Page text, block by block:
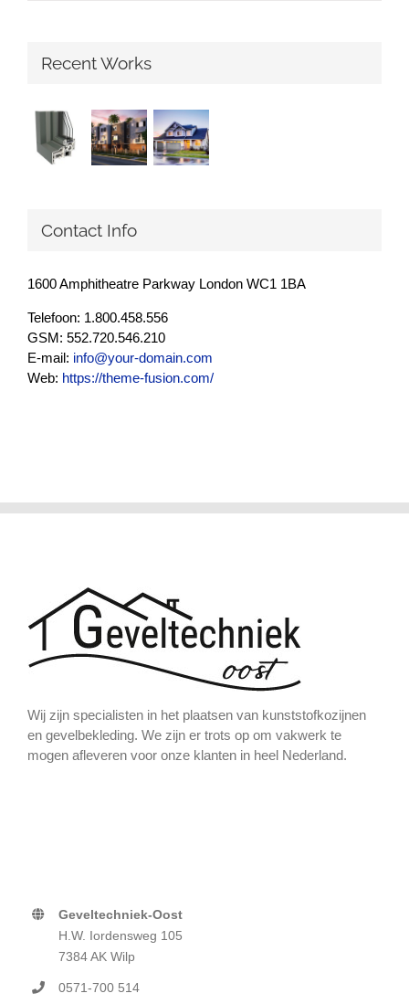
Recent Works
Contact Info
1600 Amphitheatre Parkway London WC1 1BA
Telefoon: 1.800.458.556
GSM: 552.720.546.210
E-mail: info@your-domain.com
Web: https://theme-fusion.com/
Wij zijn specialisten in het plaatsen van kunststofkozijnen
en gevelbekleding. We zijn er trots op om vakwerk te
mogen afleveren voor onze klanten in heel Nederland.
Geveltechniek-Oost
H.W. Iordensweg 105
7384 AK Wilp
0571-700 514